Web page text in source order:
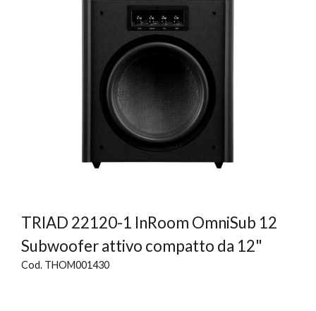
TRIAD 22120-1 InRoom OmniSub 12
Subwoofer attivo compatto da 12"
Cod. THOM001430